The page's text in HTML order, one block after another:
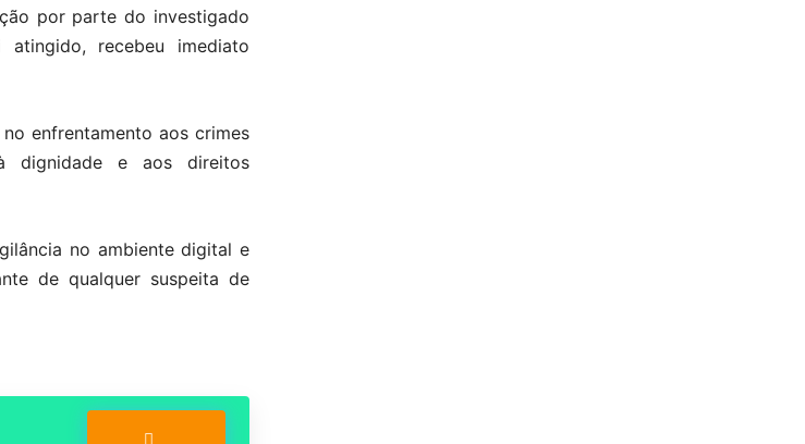
por parte do investigado
recebeu imediato
enfrentamento aos crimes
dignidade e aos direitos
no ambiente digital e
de qualquer suspeita de